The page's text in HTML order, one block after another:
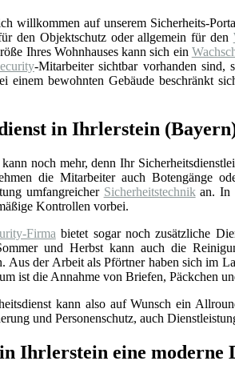
willkommen auf unserem Sicherheits-
den Objektschutz oder allgemein für den
Ihres Wohnhauses kann sich ein
-Mitarbeiter sichtbar vorhanden sind,
einem bewohnten Gebäude beschränkt
in Ihrlerstein
noch mehr, denn Ihr
die Mitarbeiter auch Botengänge
umfangreicher Sicherheitstechnikan. In
Kontrollen vorbei.
Firma bietet sogar noch zusätzliche
und Herbst kann auch die
Aus der Arbeit als Pförtner haben sich im
ist die Annahme von Briefen, Päckchen
kann also auf Wunsch ein
und Personenschutz, auch
Ihrlerstein eine moderne